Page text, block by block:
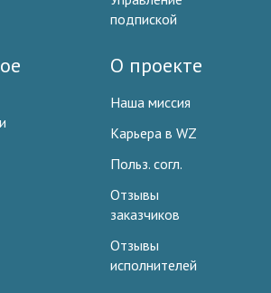
подпиской
О проекте
Наша миссия
Карьера в WZ
Польз. согл.
Отзывы
заказчиков
Отзывы
исполнителей